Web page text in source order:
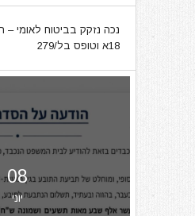
נכה נזקק בביטוח לאומי –
18א וטופס בל/279
08
יוני